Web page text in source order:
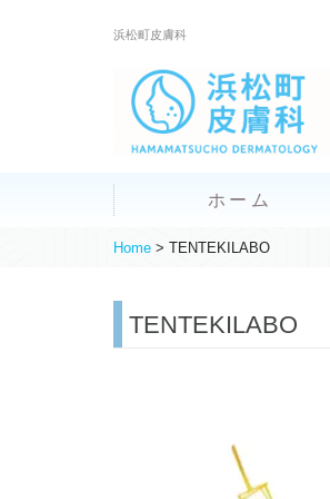
浜松町皮膚科
ホーム
Home > TENTEKILABO
TENTEKILABO